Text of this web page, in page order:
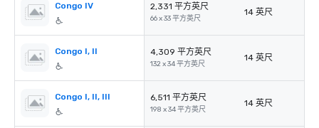
Congo IV 2,331 平方英尺
66 x 33 平方英尺
14 英尺
Congo I, II 4,309 平方英尺
132 x 34 平方英尺
14 英尺
Congo I, II, III 6,511 平方英尺
198 x 34 平方英尺
14 英尺